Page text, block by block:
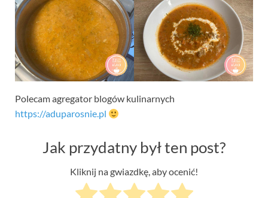
Polecam agregator blogów kulinarnych
https://aduparosnie.pl
Jak przydatny był ten post?
Kliknij na gwiazdkę, aby ocenić!